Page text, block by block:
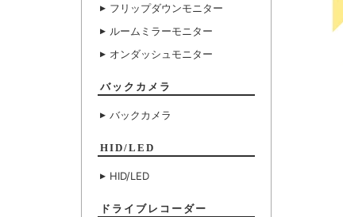
フリップダウンモニター
ルームミラーモニター
オンダッシュモニター
バックカメラ
バックカメラ
HID/LED
HID/LED
ドライブレコーダー